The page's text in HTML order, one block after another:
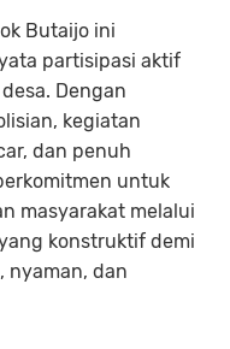
Butaijo ini
partisipasi aktif
Dengan
kegiatan
dan penuh
untuk
masyarakat melalui
konstruktif demi
nyaman, dan